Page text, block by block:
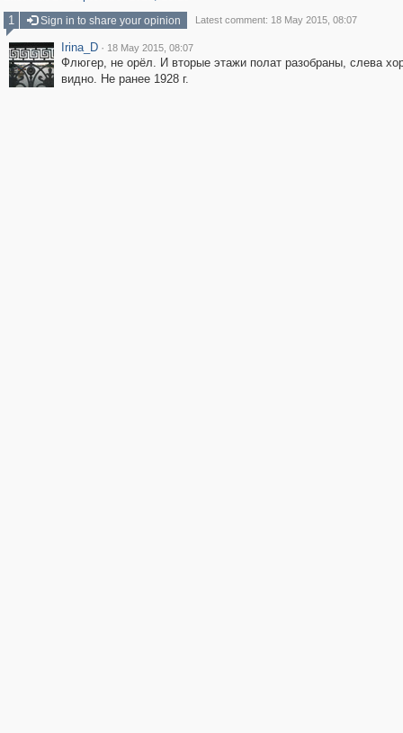
1
Sign in to share your opinion Latest comment: 18 May 2015, 08:07
Irina_D · 18 May 2015, 08:07
Флюгер, не орёл. И вторые этажи полат разобраны, слева
видно. Не ранее 1928 г.